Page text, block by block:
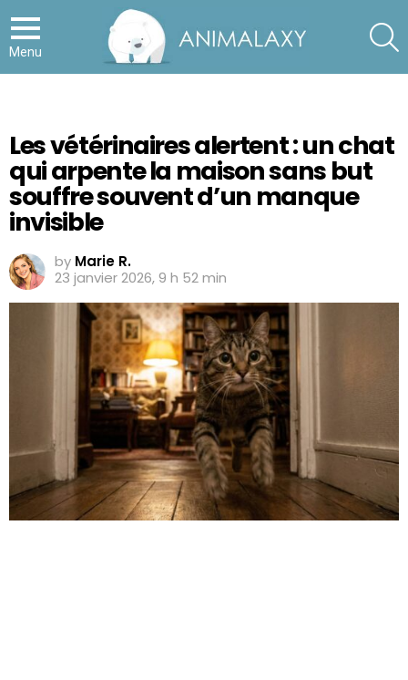
Menu
Les vétérinaires alertent : un chat
qui arpente la maison sans but
souffre souvent d’un manque
invisible
by Marie R.
23 janvier 2026, 9 h 52 min